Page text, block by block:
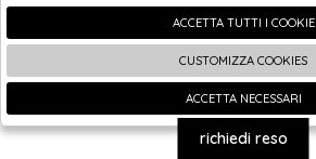
🍪
richiedi reso
ACCETTA TUTTI I COOKIE
CUSTOMIZZA COOKIES
ACCETTA NECESSARI